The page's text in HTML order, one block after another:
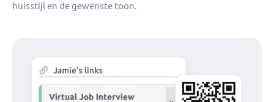
huisstijl en de gewenste toon.